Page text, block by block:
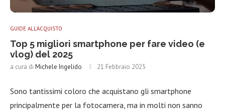
GUIDE ALL'ACQUISTO
Top 5 migliori smartphone per fare video (e
vlog) del 2025
a cura di Michele Ingelido 21 Febbraio 2025
Sono tantissimi coloro che acquistano gli smartphone
principalmente per la fotocamera, ma in molti non sanno